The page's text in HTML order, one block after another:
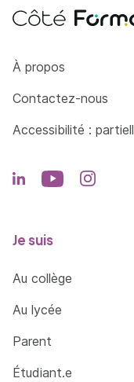
Côté Formations
À propos
Contactez-nous
Accessibilité :
Je suis
Au collège
Au lycée
Parent
Étudiant.e